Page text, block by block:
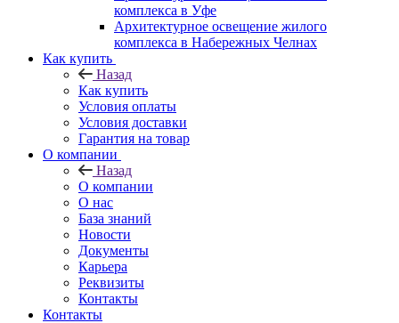
комплекса в Уфе
Архитектурное освещение жилого
комплекса в Набережных Челнах
Как купить
Назад
Как купить
Условия оплаты
Условия доставки
Гарантия на товар
О компании
Назад
О компании
О нас
База знаний
Новости
Документы
Карьера
Реквизиты
Контакты
Контакты